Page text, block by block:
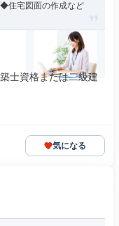
住宅図面の作成など
士資格または二級建
気になる